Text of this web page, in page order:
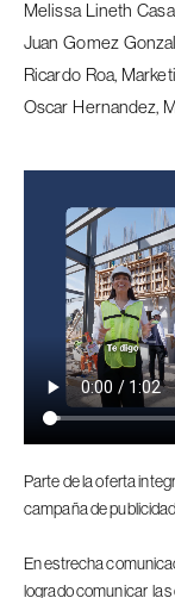
Melissa Lineth
Juan Gomez
Ricardo Roa,
Oscar Hernandez,
Parte de la oferta
campaña de
En estrecha
logrado comunicar las